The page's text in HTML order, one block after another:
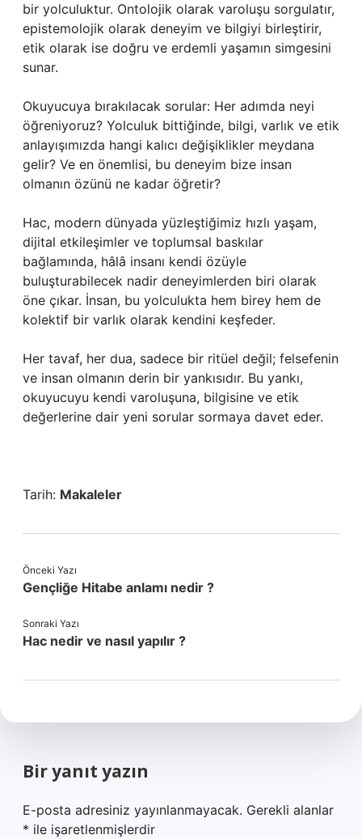
bir yolculuktur. Ontolojik olarak varoluşu sorgulatır,
epistemolojik olarak deneyim ve bilgiyi birleştirir,
etik olarak ise doğru ve erdemli yaşamın simgesini
sunar.
Okuyucuya bırakılacak sorular: Her adımda neyi
öğreniyoruz? Yolculuk bittiğinde, bilgi, varlık ve etik
anlayışımızda hangi kalıcı değişiklikler meydana
gelir? Ve en önemlisi, bu deneyim bize insan
olmanın özünü ne kadar öğretir?
Hac, modern dünyada yüzleştiğimiz hızlı yaşam,
dijital etkileşimler ve toplumsal baskılar
bağlamında, hâlâ insanı kendi özüyle
buluşturabilecek nadir deneyimlerden biri olarak
öne çıkar. İnsan, bu yolculukta hem birey hem de
kolektif bir varlık olarak kendini keşfeder.
Her tavaf, her dua, sadece bir ritüel değil; felsefenin
ve insan olmanın derin bir yankısıdır. Bu yankı,
okuyucuyu kendi varoluşuna, bilgisine ve etik
değerlerine dair yeni sorular sormaya davet eder.
Tarih: Makaleler
Önceki Yazı
Gençliğe Hitabe anlamı nedir ?
Sonraki Yazı
Hac nedir ve nasıl yapılır ?
Bir yanıt yazın
E-posta adresiniz yayınlanmayacak. Gerekli alanlar
* ile işaretlenmişlerdir